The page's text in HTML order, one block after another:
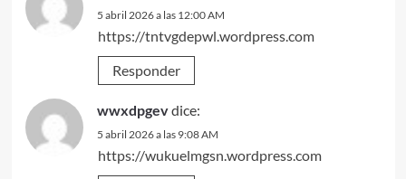
5 abril 2026 a las 12:00 AM
https://tntvgdepwl.wordpress.com
Responder
wwxdpgevdice:
5 abril 2026 a las 9:08 AM
https://wukuelmgsn.wordpress.com